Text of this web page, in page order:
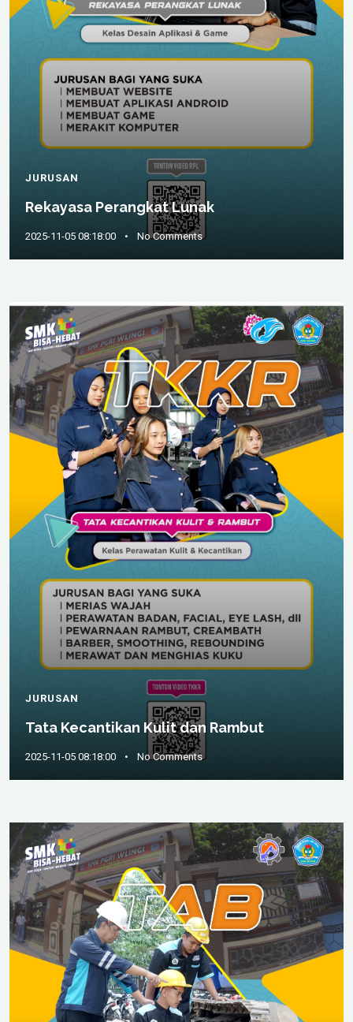
JURUSAN
Rekayasa Perangkat Lunak
2025-11-05 08:18:00 • No Comments
JURUSAN
Tata Kecantikan Kulit dan Rambut
2025-11-05 08:18:00 • No Comments